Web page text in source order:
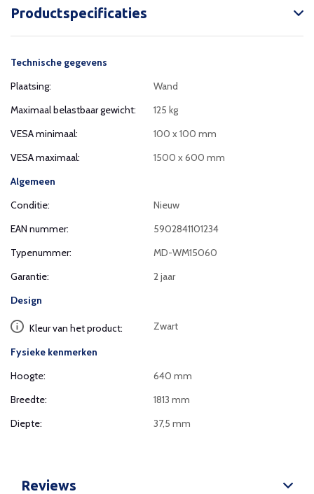
Productspecificaties
Technische gegevens
Plaatsing:
Wand
Maximaal belastbaar gewicht:
125 kg
VESA minimaal:
100 x 100 mm
VESA maximaal:
1500 x 600 mm
Algemeen
Conditie:
Nieuw
EAN nummer:
5902841101234
Typenummer:
MD-WM15060
Garantie:
2 jaar
Design
Kleur van het product: Zwart
Fysieke kenmerken
Hoogte:
640 mm
Breedte:
1813 mm
Diepte:
37,5 mm
Reviews